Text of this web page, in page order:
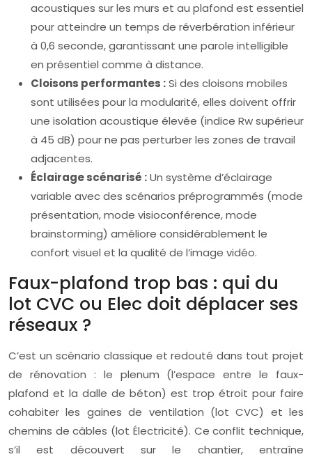
acoustiques sur les murs et au plafond est essentiel
pour atteindre un temps de réverbération inférieur
à 0,6 seconde, garantissant une parole intelligible
en présentiel comme à distance.
Cloisons performantes :Si des cloisons mobiles
sont utilisées pour la modularité, elles doivent offrir
une isolation acoustique élevée (indice Rw supérieur
à 45 dB) pour ne pas perturber les zones de travail
adjacentes.
Éclairage scénarisé :Un système d’éclairage
variable avec des scénarios préprogrammés (mode
présentation, mode visioconférence, mode
brainstorming) améliore considérablement le
confort visuel et la qualité de l’image vidéo.
Faux-plafond trop bas : qui du
lot CVC ou Elec doit déplacer ses
réseaux ?
C’est un scénario classique et redouté dans tout projet
de rénovation : le plenum (l’espace entre le faux-
plafond et la dalle de béton) est trop étroit pour faire
cohabiter les gaines de ventilation (lot CVC) et les
chemins de câbles (lot Électricité). Ce conflit technique,
s’il est découvert sur le chantier, entraîne